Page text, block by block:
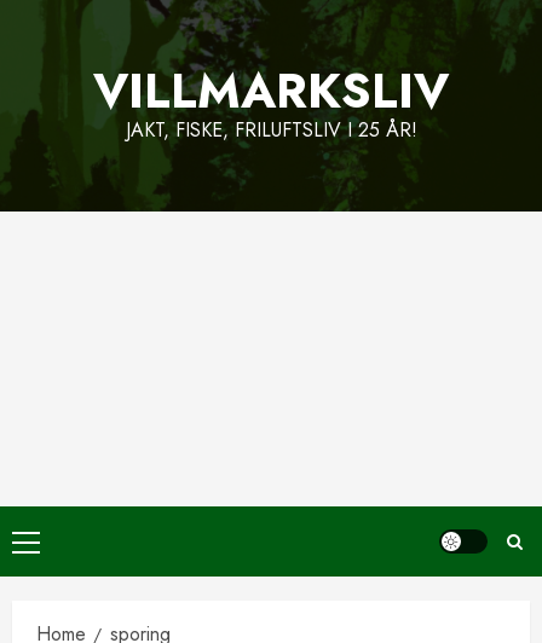
VILLMARKSLIV
JAKT, FISKE, FRILUFTSLIV I 25 ÅR!
Primary
Menu
Home sporing